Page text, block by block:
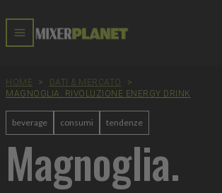
HOME > DATI & MERCATO
>
MAGNOGLIA. RIVOLUZIONE ENERGY DRINK
beverage consumi tendenze
Magnoglia.